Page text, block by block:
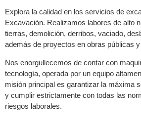
Explora la calidad en los servicios de
Excavación. Realizamos labores de alto
tierras, demolición, derribos, vaciado,
además de proyectos en obras públicas
Nos enorgullecemos de contar con
tecnología, operada por un equipo
misión principal es garantizar la máxima
y cumplir estrictamente con todas las
riesgos laborales.